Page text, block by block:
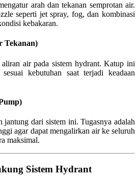
arah dan tekanan semprotan air.
seperti jet spray, fog, dan kombinasi
kebakaran.
Tekanan)
air pada sistem hydrant. Katup ini
kebutuhan saat terjadi keadaan
jantung dari sistem ini. Tugasnya adalah
agar dapat mengalirkan air ke seluruh
maksimal.
Sistem Hydrant